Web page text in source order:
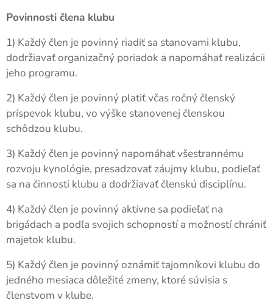
Povinnosti člena klubu
1) Každý člen je povinný riadiť sa stanovami klubu,
dodržiavať organizačný poriadok a napomáhať realizácii
jeho programu.
2) Každý člen je povinný platiť včas ročný členský
príspevok klubu, vo výške stanovenej členskou
schôdzou klubu.
3) Každý člen je povinný napomáhať všestrannému
rozvoju kynológie, presadzovať záujmy klubu, podieľať
sa na činnosti klubu a dodržiavať členskú disciplínu.
4) Každý člen je povinný aktívne sa podieľať na
brigádach a podľa svojich schopností a možností chrániť
majetok klubu.
5) Každý člen je povinný oznámiť tajomníkovi klubu do
jedného mesiaca dôležité zmeny, ktoré súvisia s
členstvom v klube.